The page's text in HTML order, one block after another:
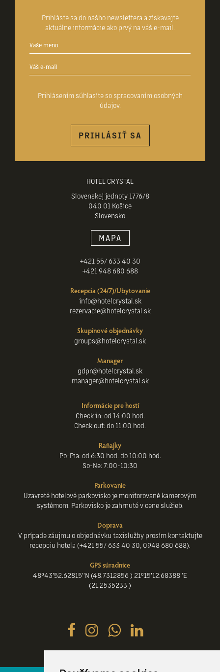
HOTEL CRYSTAL
Slovenskej jednoty 1776/8
040 01 Košice
Slovensko
MAPA
+421 55/ 633 40 30
+421 948 680 688
Recepcia (24/7)/Ubytovanie
info@hotelcrystal.sk
rezervacie@hotelcrystal.sk
Skupinové objednávky
groups@hotelcrystal.sk
Manager
gdpr@hotelcrystal.sk
manager@hotelcrystal.sk
Informácie pre hostí
Check in: od 14:00 hod.
Check out: do 11:00 hod.
Raňajky
Po-Pia: od 6:30 hod. do 10:00 hod.
So-Ne: 7:00-10:30
Parkovanie
Uzavreté hotelové parkovisko je monitorované kamerovým
systémom. Parkovisko je zahrnuté v cene služieb.
Doprava
V prípade záujmu o objednávku taxislužby prosím kontaktujte
recepciu hotela (+421 55/ 633 40 30, 0948 680 688).
GPS súradnice
48°43'52.62815"N (48.7312856 ) 21°15'12.68388"E
(21.2535233 )
Prihláste sa do nášho newslettera a získavajte
aktuálne informácie ako prvý na váš e-mail.
Prihlásením súhlasíte so spracovaním osobných
údajov.
PRIHLÁSIŤ SA